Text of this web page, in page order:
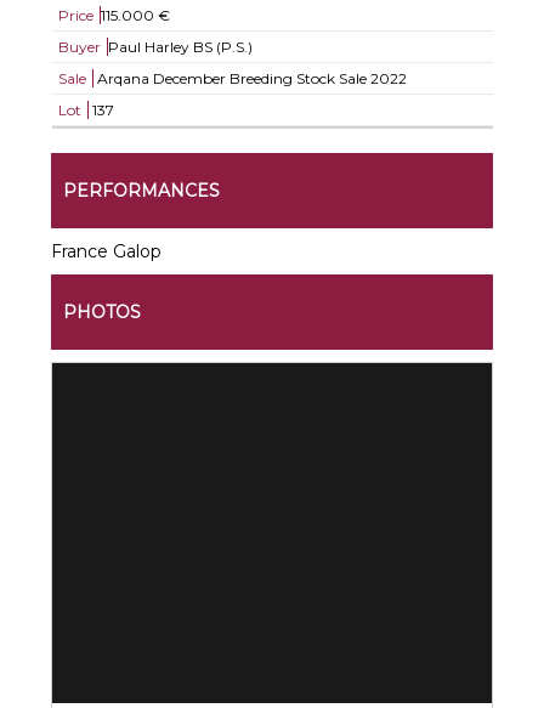
Price 115.000 €
Buyer Paul Harley BS (P.S.)
Sale
Arqana December Breeding Stock Sale 2022
Lot
137
PERFORMANCES
France Galop
PHOTOS